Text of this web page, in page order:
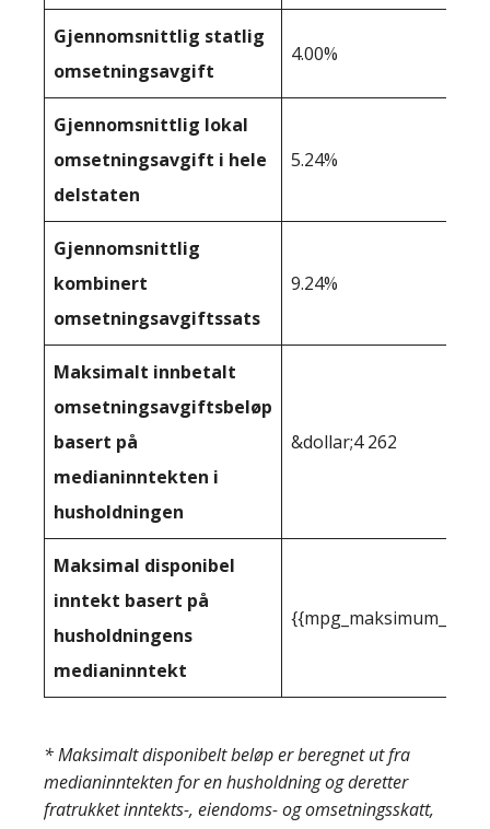
Gjennomsnittlig statlig
omsetningsavgift
4.00%
Gjennomsnittlig lokal
omsetningsavgift i hele
delstaten
5.24%
Gjennomsnittlig
kombinert
omsetningsavgiftssats
9.24%
Maksimalt innbetalt
omsetningsavgiftsbeløp
basert på
medianinntekten i
husholdningen
&dollar;4 262
Maksimal disponibel
inntekt basert på
husholdningens
medianinntekt
* Maksimalt disponibelt beløp er beregnet ut fra
medianinntekten for en husholdning og deretter
fratrukket inntekts-, eiendoms- og omsetningsskatt,